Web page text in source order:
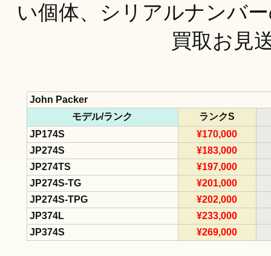
い個体、シリアルナンバ
買取お見
John Packer
モデル/ランク
ランクS
JP174S
¥170,000
JP274S
¥183,000
JP274TS
¥197,000
JP274S-TG
¥201,000
JP274S-TPG
¥202,000
JP374L
¥233,000
JP374S
¥269,000